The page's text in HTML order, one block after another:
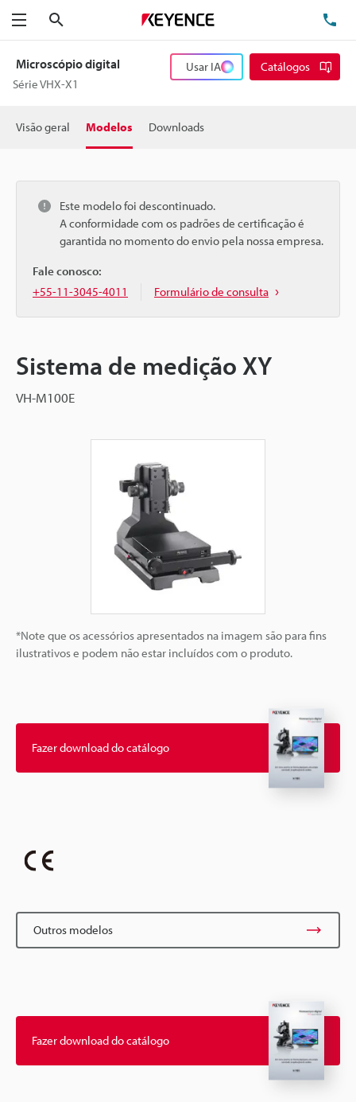
Menu
Microscópio digital
Série VHX-X1
Usar IA Catálogos
Visão geral Modelos Downloads
Este modelo foi descontinuado.
A conformidade com os padrões de certificação é
garantida no momento do envio pela nossa empresa.
Fale conosco:
+55-11-3045-4011
Formulário de consulta
Sistema de medição XY
VH-M100E
*Note que os acessórios apresentados na imagem são para fins
ilustrativos e podem não estar incluídos com o produto.
Fazer download do catálogo
Outros modelos
Fazer download do catálogo